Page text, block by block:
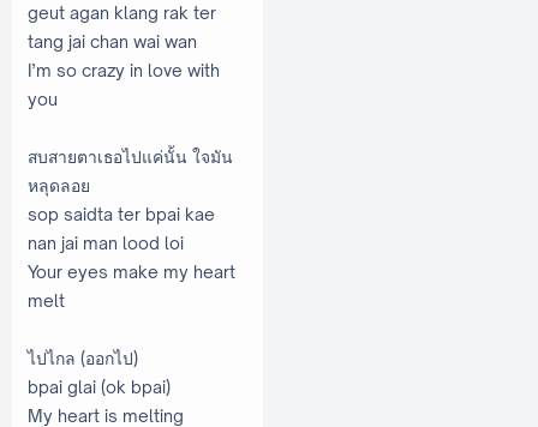
geut agan klang rak ter
tang jai chan wai wan
I’m so crazy in love with
you
สบสายตาเธอไปแค่นั้น ใจมัน
หลุดลอย
sop saidta ter bpai kae
nan jai man lood loi
Your eyes make my heart
melt
ไปไกล (ออกไป)
bpai glai (ok bpai)
My heart is melting